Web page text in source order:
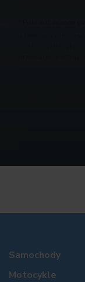
Samochody
Motocykle